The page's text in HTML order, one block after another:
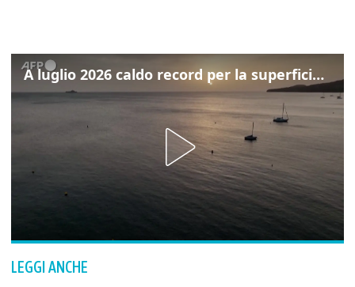
A luglio 2026 caldo record per la superficie dei mari
LEGGI ANCHE